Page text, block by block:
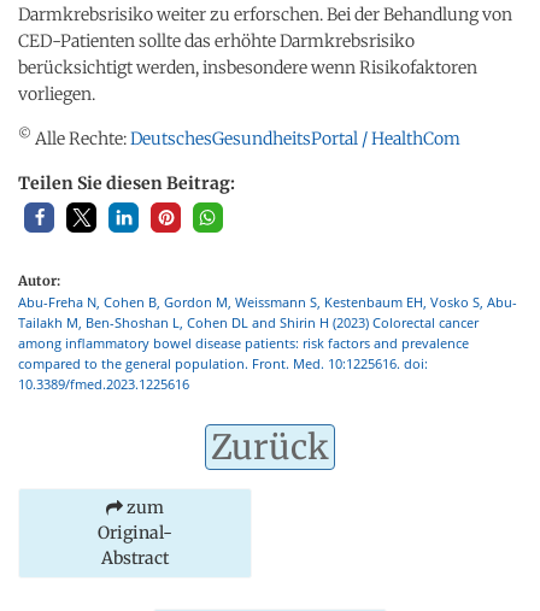
Darmkrebsrisiko weiter zu erforschen. Bei der Behandlung von
CED-Patienten sollte das erhöhte Darmkrebsrisiko
berücksichtigt werden, insbesondere wenn Risikofaktoren
vorliegen.
© Alle Rechte:DeutschesGesundheitsPortal / HealthCom
Teilen Sie diesen Beitrag:
Autor:
Abu-Freha N, Cohen B, Gordon M, Weissmann S, Kestenbaum EH, Vosko S, Abu-
Tailakh M, Ben-Shoshan L, Cohen DL and Shirin H (2023) Colorectal cancer
among inflammatory bowel disease patients: risk factors and prevalence
compared to the general population. Front. Med. 10:1225616. doi:
10.3389/fmed.2023.1225616
Zurück
zum
Original-
Abstract